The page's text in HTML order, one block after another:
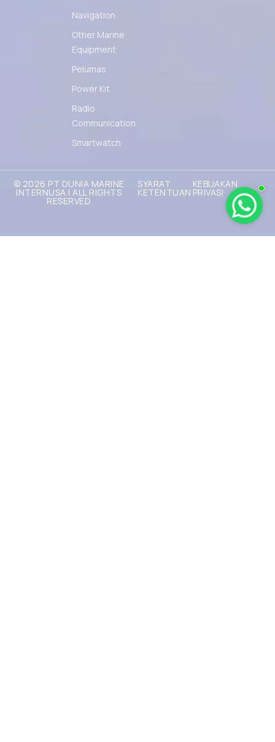
Navigation
Other Marine
Equipment
Pelumas
Power Kit
Radio
Communication
Smartwatch
© 2026 PT DUNIA MARINE
INTERNUSA | ALL RIGHTS
RESERVED
SYARAT
KETENTUAN
KEBIJAKAN
PRIVASI